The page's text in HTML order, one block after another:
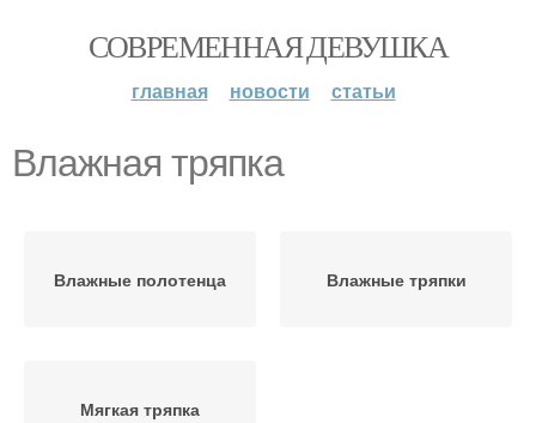
СОВРЕМЕННАЯ ДЕВУШКА
главная новости статьи
Влажная тряпка
Влажные полотенца Влажные тряпки
Мягкая тряпка